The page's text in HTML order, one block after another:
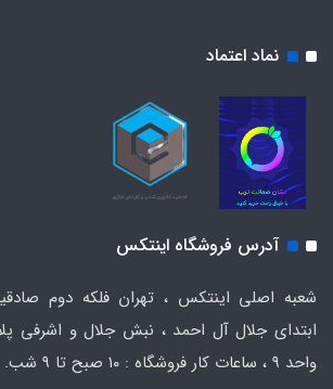
نماد اعتماد
آدرس فروشگاه اینتکس
شعبه اصلی اینتکس ، تهران فلکه دوم
واحد ۹ ، ساعات کار فروشگاه : ۱۰ صبح تا ۹ شب.